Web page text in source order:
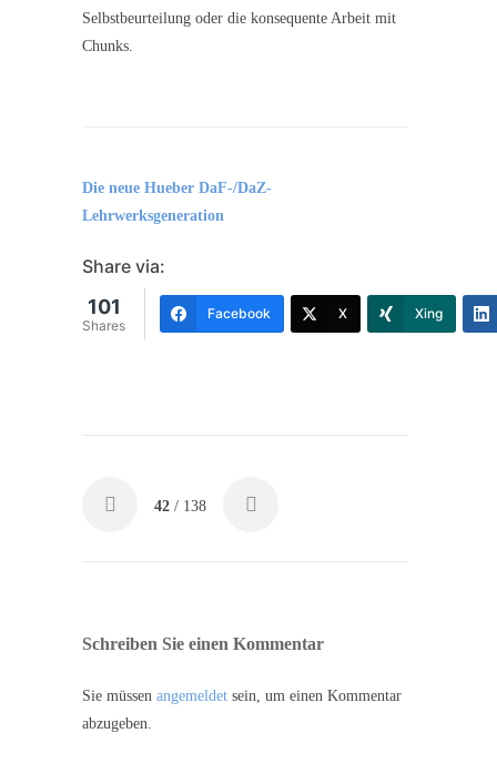
Selbstbeurteilung oder die konsequente Arbeit mit
Chunks.
Die neue Hueber DaF-/DaZ-
Lehrwerksgeneration
Share via:
101
Shares
Facebook X Xing
42 / 138
Schreiben Sie einen Kommentar
Sie müssen angemeldet sein, um einen Kommentar
abzugeben.